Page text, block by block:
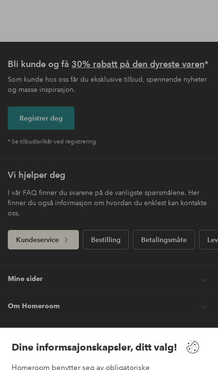
Dine informsajonskapsler, ditt valg!
Homeroom benytter seg av obligatoriske
Bli kunde og få 30% rabatt på den dyreste varen*
Som kunde hos oss får du eksklusive tilbud, spennende nyheter
og masse inspirasjon.
Registrer deg
* Se tilbudsvilkår ved registrering
Vi hjelper deg
I vår FAQ finner du svarene på de vanligste spørsmålene. Her
finner du også informasjon om hvordan du enklest kan kontakte
oss.
Kundeservice Bestilling Betalingsmåte
Mine sider
Om Homeroom